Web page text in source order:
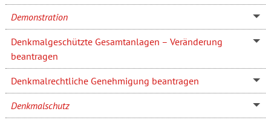
Demonstration
Denkmalgeschützte Gesamtanlagen – Veränderung
beantragen
Denkmalrechtliche Genehmigung beantragen
Denkmalschutz